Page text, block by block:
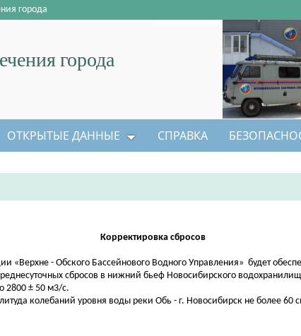
города
города
ОТКРЫТЫЕ ДАННЫЕ СПРАВКА
Корректировка сбросов
«Верхне - Обского Бассейнового Водного Управления» будет
сбросов в нижний бьеф Новосибирского
2800 ± 50 м3/с.
колебаний уровня воды реки Обь - г. Новосибирск не более 60